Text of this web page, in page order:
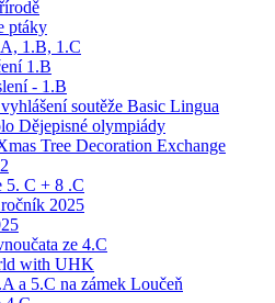
ptáky
1.B, 1.C
1.B
- 1.B
soutěže Basic Lingua
Dějepisné olympiády
Tree Decoration Exchange
5. C + 8 .C
2025
ze 4.C
with UHK
a 5.C na zámek Loučeň